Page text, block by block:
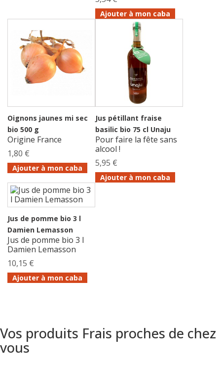
Ajouter à mon caba
Oignons jaunes mi sec
bio 500 g
Origine France
1,80 €
Ajouter à mon caba
Jus pétillant fraise
basilic bio 75 cl Unaju
Pour faire la fête sans
alcool !
5,95 €
Ajouter à mon caba
Jus de pomme bio 3 l
Damien Lemasson
Jus de pomme bio 3 l
Damien Lemasson
10,15 €
Ajouter à mon caba
Vos produits Frais proches de chez
vous